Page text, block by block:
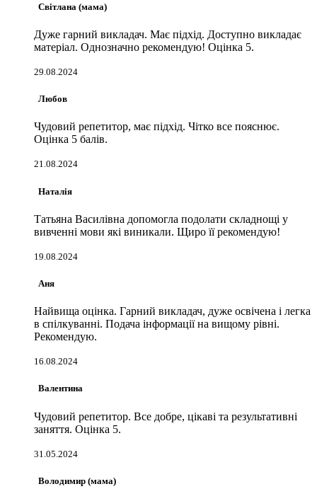
Світлана (мама)
Дуже гарний викладач. Має підхід. Доступно викладає
матеріал. Однозначно рекомендую! Оцінка 5.
29.08.2024
Любов
Чудовий репетитор, має підхід. Чітко все пояснює.
Оцінка 5 балів.
21.08.2024
Наталія
Татьяна Василівна допомогла подолати складнощі у
вивченні мови які виникали. Щиро її рекомендую!
19.08.2024
Аня
Найвища оцінка. Гарний викладач, дуже освічена і легка
в спілкуванні. Подача інформації на вищому рівні.
Рекомендую.
16.08.2024
Валентина
Чудовий репетитор. Все добре, цікаві та результативні
заняття. Оцінка 5.
31.05.2024
Володимир (мама)